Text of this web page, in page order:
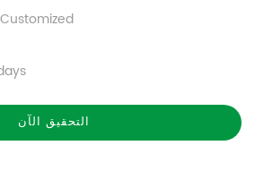
التحقيق الآن